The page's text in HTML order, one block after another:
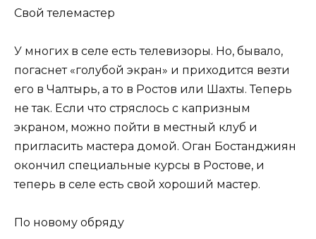
Свой телемастер
У многих в селе есть телевизоры. Но, бывало,
погаснет «голубой экран» и приходится везти
его в Чалтырь, а то в Ростов или Шахты. Теперь
не так. Если что стряслось с капризным
экраном, можно пойти в местный клуб и
пригласить мастера домой. Оган Бостанджиян
окончил специальные курсы в Ростове, и
теперь в селе есть свой хороший мастер.
По новому обряду